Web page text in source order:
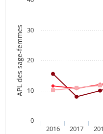
APL des sage-femmes
2016 2017
0
10
20
30